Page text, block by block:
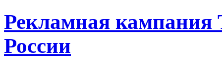
Рекламная кампания
России